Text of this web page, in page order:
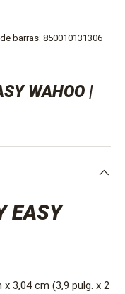
barras: 850010131306
WAHOO |
EASY
3,04 cm (3,9 pulg. x 2